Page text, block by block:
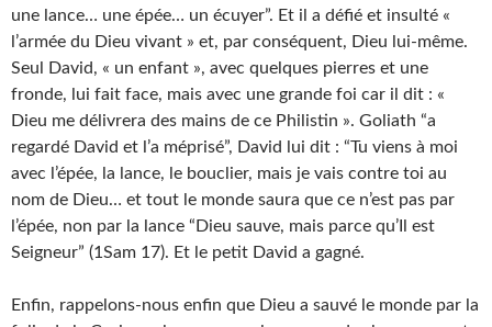
une lance… une épée… un écuyer”. Et il a défié et insulté «
l’armée du Dieu vivant » et, par conséquent, Dieu lui-même.
Seul David, « un enfant », avec quelques pierres et une
fronde, lui fait face, mais avec une grande foi car il dit : «
Dieu me délivrera des mains de ce Philistin ». Goliath “a
regardé David et l’a méprisé”, David lui dit : “Tu viens à moi
avec l’épée, la lance, le bouclier, mais je vais contre toi au
nom de Dieu… et tout le monde saura que ce n’est pas par
l’épée, non par la lance “Dieu sauve, mais parce qu’Il est
Seigneur” (1Sam 17). Et le petit David a gagné.
Enfin, rappelons-nous enfin que Dieu a sauvé le monde par la